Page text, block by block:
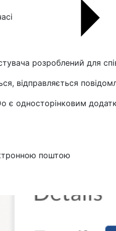
розроблений для
відправляється
є односторінковим
поштою